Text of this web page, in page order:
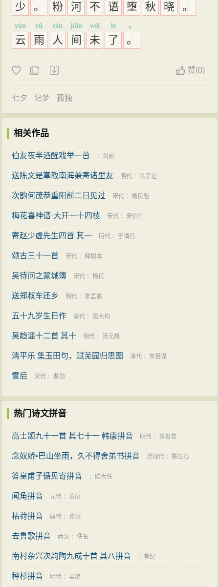
少 。 粉 河 不 语 堕 秋 晓 。
云
yún
雨
yǔ
人
rén
间
jiān
未
wèi
了
le
。
。
赞(0)
七夕 记梦 孤独
相关作品
伯友夜半酒醒戏举一首 ：刘崧
送陈文是掌教南海兼寄诸里友 明代 ： 陈子壮
次韵何茂恭重阳前二日见过 宋代 ： 喻良能
梅花喜神谱·大开一十四枝 宋代 ：宋伯仁
寄赵少虚先生四首 其一 明代 ：于慎行
颂古三十一首 宋代 ：释如本
吴待问之蒙城簿 宋代 ：杨亿
送郑叔车还乡 明代 ： 张孟兼
五十九岁生日作 清代 ： 屈大均
吴趋谣十二首 其十 明代 ： 张元凯
清平乐 集玉田句，赋芜园归思图 清代 ：朱祖谋
雪后 宋代 ： 曹勋
热门诗文拼音
高士颂九十一首 其七十一 韩康拼音 明代 ：黄省曾
念奴娇•巴山坐雨，久不得舍弟书拼音 近现代 ： 陈匪石
答皇甫子循见寄拼音 ： 欧大任
闻角拼音 元代 ：黄庚
枯荷拼音 唐代 ： 龚诩
去鲁歌拼音 两汉 ：佚名
南村杂兴次韵陶九成十首 其八拼音 ： 董纪
种杉拼音 明代 ：吴琏